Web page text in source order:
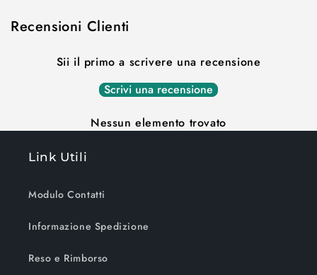
Recensioni Clienti
Sii il primo a scrivere una recensione
Scrivi una recensione
Nessun elemento trovato
Link Utili
Modulo Contatti
Informazione Spedizione
Reso e Rimborso